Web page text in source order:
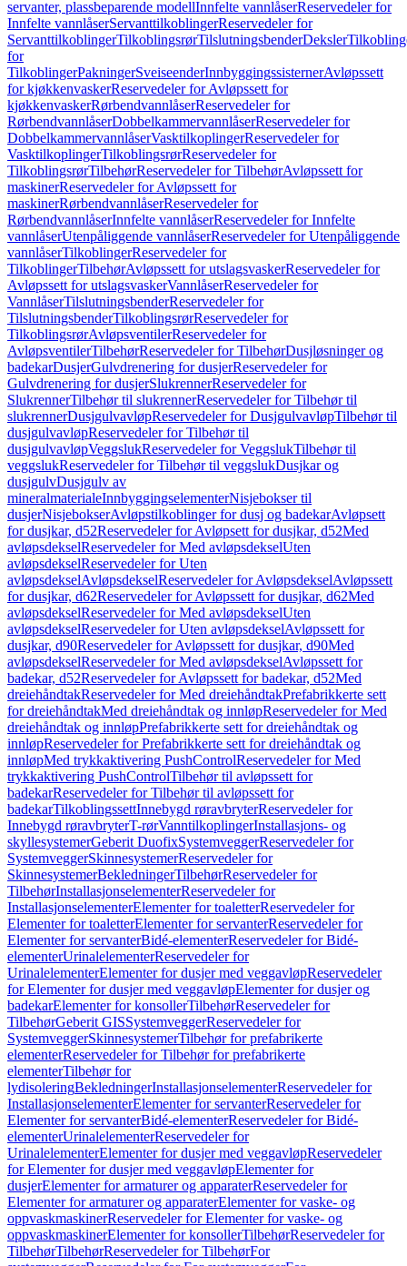
servanter, plassbeparende modellInnfelte vannlåserReservedeler for
Innfelte vannlåserServanttilkoblingerReservedeler for
ServanttilkoblingerTilkoblingsrørTilslutningsbenderDeksler
for
TilkoblingerPakningerSveiseenderInnbyggingssisternerAvløpssett
for kjøkkenvaskerReservedeler for Avløpssett for
kjøkkenvaskerRørbendvannlåserReservedeler for
RørbendvannlåserDobbelkammervannlåserReservedeler for
DobbelkammervannlåserVasktilkoplingerReservedeler for
VasktilkoplingerTilkoblingsrørReservedeler for
TilkoblingsrørTilbehørReservedeler for TilbehørAvløpssett for
maskinerReservedeler for Avløpssett for
maskinerRørbendvannlåserReservedeler for
RørbendvannlåserInnfelte vannlåserReservedeler for Innfelte
vannlåserUtenpåliggende vannlåserReservedeler for Utenpåliggende
vannlåserTilkoblingerReservedeler for
TilkoblingerTilbehørAvløpssett for utslagsvaskerReservedeler for
Avløpssett for utslagsvaskerVannlåserReservedeler for
VannlåserTilslutningsbenderReservedeler for
TilslutningsbenderTilkoblingsrørReservedeler for
TilkoblingsrørAvløpsventilerReservedeler for
AvløpsventilerTilbehørReservedeler for TilbehørDusjløsninger og
badekarDusjerGulvdrenering for dusjerReservedeler for
Gulvdrenering for dusjerSlukrennerReservedeler for
SlukrennerTilbehør til slukrennerReservedeler for Tilbehør til
slukrennerDusjgulvavløpReservedeler for DusjgulvavløpTilbehør til
dusjgulvavløpReservedeler for Tilbehør til
dusjgulvavløpVeggslukReservedeler for VeggslukTilbehør til
veggslukReservedeler for Tilbehør til veggslukDusjkar og
dusjgulvDusjgulv av
mineralmaterialeInnbyggingselementerNisjebokser til
dusjerNisjebokserAvløpstilkoblinger for dusj og badekarAvløpsett
for dusjkar, d52Reservedeler for Avløpsett for dusjkar, d52Med
avløpsdekselReservedeler for Med avløpsdekselUten
avløpsdekselReservedeler for Uten
avløpsdekselAvløpsdekselReservedeler for AvløpsdekselAvløpssett
for dusjkar, d62Reservedeler for Avløpssett for dusjkar, d62Med
avløpsdekselReservedeler for Med avløpsdekselUten
avløpsdekselReservedeler for Uten avløpsdekselAvløpssett for
dusjkar, d90Reservedeler for Avløpssett for dusjkar, d90Med
avløpsdekselReservedeler for Med avløpsdekselAvløpssett for
badekar, d52Reservedeler for Avløpssett for badekar, d52Med
dreiehåndtakReservedeler for Med dreiehåndtakPrefabrikkerte sett
for dreiehåndtakMed dreiehåndtak og innløpReservedeler for Med
dreiehåndtak og innløpPrefabrikkerte sett for dreiehåndtak og
innløpReservedeler for Prefabrikkerte sett for dreiehåndtak og
innløpMed trykkaktivering PushControlReservedeler for Med
trykkaktivering PushControlTilbehør til avløpssett for
badekarReservedeler for Tilbehør til avløpssett for
badekarTilkoblingssettInnebygd røravbryterReservedeler for
Innebygd røravbryterT-rørVanntilkoplingerInstallasjons- og
skyllesystemerGeberit DuofixSystemveggerReservedeler for
SystemveggerSkinnesystemerReservedeler for
SkinnesystemerBekledningerTilbehørReservedeler for
TilbehørInstallasjonselementerReservedeler for
InstallasjonselementerElementer for toaletterReservedeler for
Elementer for toaletterElementer for servanterReservedeler for
Elementer for servanterBidé-elementerReservedeler for Bidé-
elementerUrinalelementerReservedeler for
UrinalelementerElementer for dusjer med veggavløpReservedeler
for Elementer for dusjer med veggavløpElementer for dusjer og
badekarElementer for konsollerTilbehørReservedeler for
TilbehørGeberit GISSystemveggerReservedeler for
SystemveggerSkinnesystemerTilbehør for prefabrikerte
elementerReservedeler for Tilbehør for prefabrikerte
elementerTilbehør for
lydisoleringBekledningerInstallasjonselementerReservedeler for
InstallasjonselementerElementer for servanterReservedeler for
Elementer for servanterBidé-elementerReservedeler for Bidé-
elementerUrinalelementerReservedeler for
UrinalelementerElementer for dusjer med veggavløpReservedeler
for Elementer for dusjer med veggavløpElementer for
dusjerElementer for armaturer og apparaterReservedeler for
Elementer for armaturer og apparaterElementer for vaske- og
oppvaskmaskinerReservedeler for Elementer for vaske- og
oppvaskmaskinerElementer for konsollerTilbehørReservedeler for
TilbehørTilbehørReservedeler for TilbehørFor